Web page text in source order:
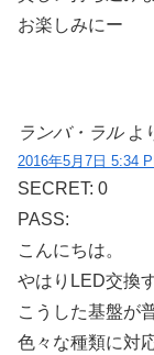
お楽しみにー
ランバ・ラル よ
2016年5月7日 5:34
SECRET: 0
PASS:
こんにちは。
やはりLED交換
こうした基盤が
色々な種類に対